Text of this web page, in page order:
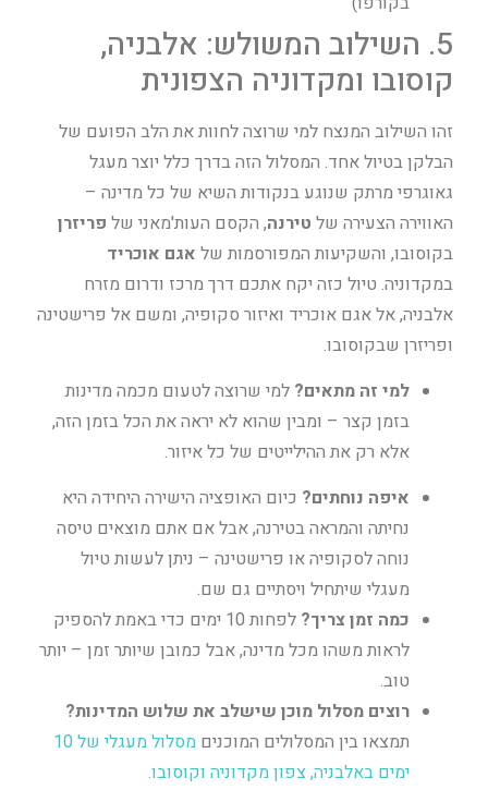
5. השילוב המשולש: אלבניה,
קוסובו ומקדוניה הצפונית
זהו השילוב המנצח למי שרוצה לחוות את הלב הפועם של
הבלקן בטיול אחד. המסלול הזה בדרך כלל יוצר מעגל
גאוגרפי מרתק שנוגע בנקודות השיא של כל מדינה –
האווירה הצעירה של טירנה, הקסם העות'מאני של פריזרן
בקוסובו, והשקיעות המפורסמות של אגם אוכריד
במקדוניה. טיול כזה יקח אתכם דרך מרכז ודרום מזרח
אלבניה, אל אגם אוכריד ואיזור סקופיה, ומשם אל פרישטינה
ופריזרן שבקוסובו.
למי זה מתאים? למי שרוצה לטעום מכמה מדינות
בזמן קצר – ומבין שהוא לא יראה את הכל בזמן הזה,
אלא רק את ההילייטים של כל איזור.
איפה נוחתים? כיום האופציה הישירה היחידה היא
נחיתה והמראה בטירנה, אבל אם אתם מוצאים טיסה
נוחה לסקופיה או פרישטינה – ניתן לעשות טיול
מעגלי שיתחיל ויסתיים גם שם.
כמה זמן צריך?
לפחות 10 ימים כדי באמת להספיק
לראות משהו מכל מדינה, אבל כמובן שיותר זמן – יותר
טוב.
רוצים מסלול מוכן שישלב את שלוש המדינות?
תמצאו בין המסלולים המוכנים
מסלול מעגלי של 10
ימים באלבניה, צפון מקדוניה וקוסובו.